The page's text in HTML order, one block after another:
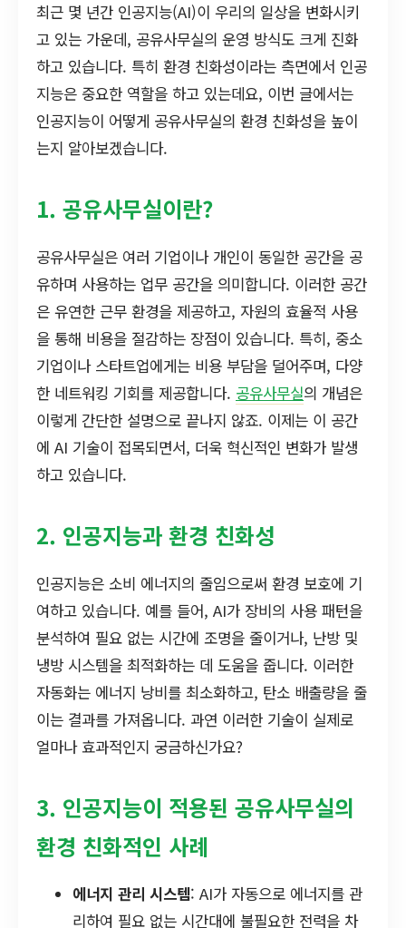
최근 몇 년간 인공지능(AI)이 우리의 일상을 변화시키
고 있는 가운데, 공유사무실의 운영 방식도 크게 진화
하고 있습니다. 특히 환경 친화성이라는 측면에서 인공
지능은 중요한 역할을 하고 있는데요, 이번 글에서는
인공지능이 어떻게 공유사무실의 환경 친화성을 높이
는지 알아보겠습니다.
1. 공유사무실이란?
공유사무실은 여러 기업이나 개인이 동일한 공간을 공
유하며 사용하는 업무 공간을 의미합니다. 이러한 공간
은 유연한 근무 환경을 제공하고, 자원의 효율적 사용
을 통해 비용을 절감하는 장점이 있습니다. 특히, 중소
기업이나 스타트업에게는 비용 부담을 덜어주며, 다양
한 네트워킹 기회를 제공합니다. 공유사무실의 개념은
이렇게 간단한 설명으로 끝나지 않죠. 이제는 이 공간
에 AI 기술이 접목되면서, 더욱 혁신적인 변화가 발생
하고 있습니다.
2. 인공지능과 환경 친화성
인공지능은 소비 에너지의 줄임으로써 환경 보호에 기
여하고 있습니다. 예를 들어, AI가 장비의 사용 패턴을
분석하여 필요 없는 시간에 조명을 줄이거나, 난방 및
냉방 시스템을 최적화하는 데 도움을 줍니다. 이러한
자동화는 에너지 낭비를 최소화하고, 탄소 배출량을 줄
이는 결과를 가져옵니다. 과연 이러한 기술이 실제로
얼마나 효과적인지 궁금하신가요?
3. 인공지능이 적용된 공유사무실의
환경 친화적인 사례
에너지 관리 시스템: AI가 자동으로 에너지를 관
리하여 필요 없는 시간대에 불필요한 전력을 차